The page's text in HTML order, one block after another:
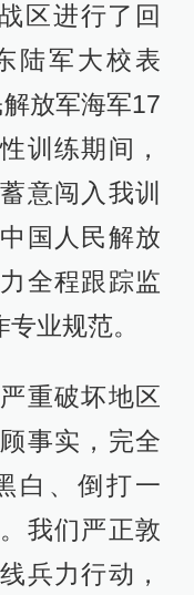
区进行了回
陆军大校表
放军海军17
训练期间，
意闯入我训
国人民解放
全程跟踪监
业规范。
重破坏地区
事实，完全
白、倒打一
我们严正敦
兵力行动，